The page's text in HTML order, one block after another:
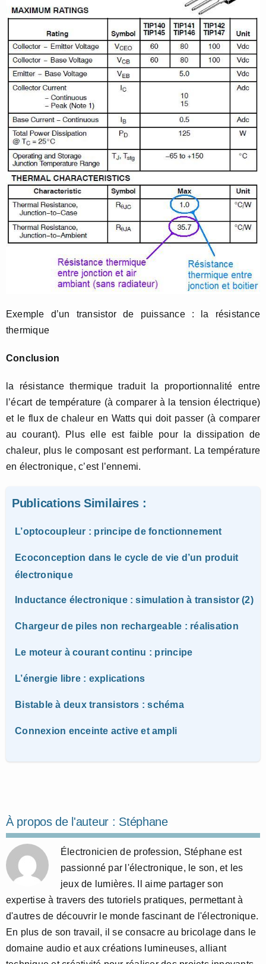
Exemple d’un transistor de puissance : la résistance
thermique
Conclusion
la résistance thermique traduit la proportionnalité entre
l’écart de température (à comparer à la tension électrique)
et le flux de chaleur en Watts qui doit passer (à comparer
au courant). Plus elle est faible pour la dissipation de
chaleur, plus le composant est performant. La température
en électronique, c’est l’ennemi.
Publications Similaires :
L’optocoupleur : principe de fonctionnement
Ecoconception dans le cycle de vie d’un produit
électronique
Inductance électronique : simulation à transistor (2)
Chargeur de piles non rechargeable : réalisation
Le moteur à courant continu : principe
L’énergie libre : explications
Bistable à deux transistors : schéma
Connexion enceinte active et ampli
À propos de l'auteur : Stéphane
Électronicien de profession, Stéphane est
passionné par l'électronique, le son, et les
jeux de lumières. Il aime partager son
expertise à travers des tutoriels pratiques, permettant à
d'autres de découvrir le monde fascinant de l'électronique.
En plus de son travail, il se consacre au bricolage dans le
domaine audio et aux créations lumineuses, alliant